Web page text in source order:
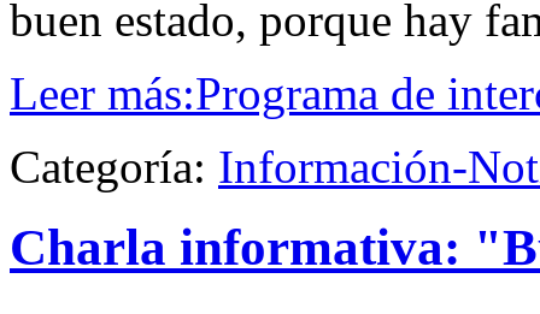
buen estado, porque hay
Leer más:Programa de
Categoría: Información-
Charla informativa: